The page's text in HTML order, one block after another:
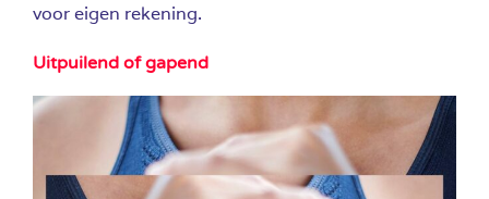
voor eigen rekening.
Uitpuilend of gapend